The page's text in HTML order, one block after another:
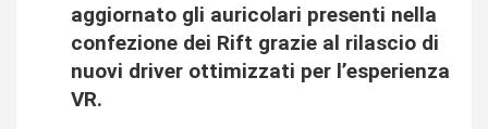
aggiornato gli auricolari presenti nella
confezione dei Rift grazie al rilascio di
nuovi driver ottimizzati per l’esperienza
VR.